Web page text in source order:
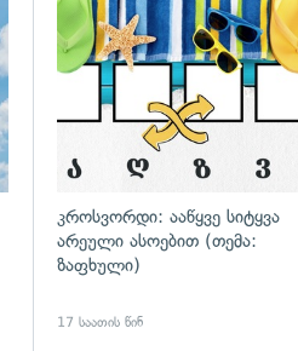
გადახედვა
კროსვორდი: ააწყვე სიტყვა
არეული ასოებით (თემა:
ზაფხული)
17 საათის წინ